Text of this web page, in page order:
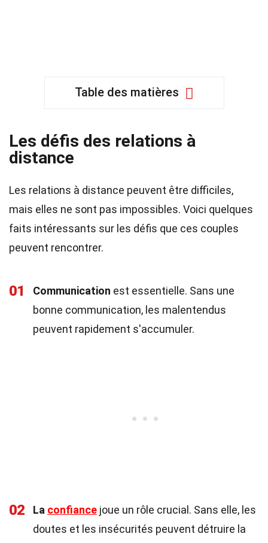
Table des matières
Les défis des relations à
distance
Les relations à distance peuvent être difficiles,
mais elles ne sont pas impossibles. Voici quelques
faits intéressants sur les défis que ces couples
peuvent rencontrer.
01 Communication est essentielle. Sans une
bonne communication, les malentendus
peuvent rapidement s'accumuler.
02 La confiance joue un rôle crucial. Sans elle, les
doutes et les insécurités peuvent détruire la